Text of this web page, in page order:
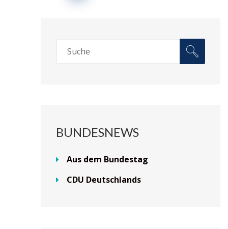
BUNDESNEWS
Aus dem Bundestag
CDU Deutschlands